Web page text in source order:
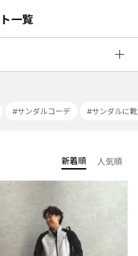
一覧
#サンダルコーデ #サンダルに
新着順 人気順